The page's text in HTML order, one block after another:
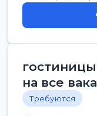
на все
Требуются